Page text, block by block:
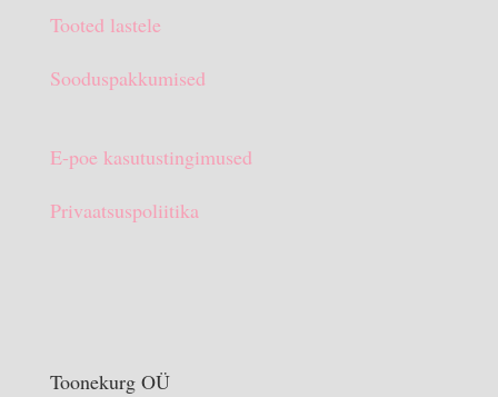
Tooted lastele
Sooduspakkumised
E-poe kasutustingimused
Privaatsuspoliitika
Toonekurg OÜ